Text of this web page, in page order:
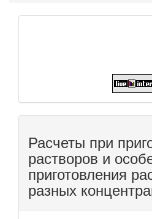
Расчеты при
растворов и
приготовления
разных